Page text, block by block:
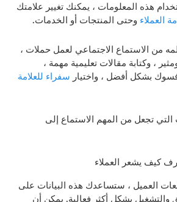
هذه المعلومات ، يمكنك تغيير علامتك
العملاء وحتى المنتجات أو الخدمات.
من الاستماع الاجتماعي لعمل حملات ،
، وكتابة مقالات تعليمية مهمة ،
بشكل أفضل ، واختيار سفراء للعلامة
تجعل من المهم الاستماع إلى
كيف يشعر العملاء
العميل ، ستساعدك هذه البيانات على
بشكل أكثر فعالية. يمكن أن